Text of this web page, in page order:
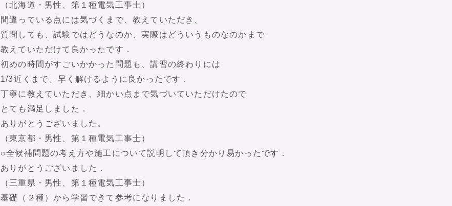
（北海道・男性、第１種電気工事士）
間違っている点には気づくまで、教えていただき、
質問しても、試験ではどうなのか、実際はどういうものなのかまで
教えていただけて良かったです．
初めの時間がすごいかかった問題も、講習の終わりには
1/3近くまで、早く解けるように良かったです．
丁寧に教えていただき、細かい点まで気づいていただけたので
とても満足しました．
ありがとうございました。
（東京都・男性、第１種電気工事士）
○全候補問題の考え方や施工について説明して頂き分かり易かったです．
ありがとうございました．
（三重県・男性、第１種電気工事士）
基礎（２種）から学習できて参考になりました．